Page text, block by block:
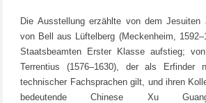
Die Ausstellung erzählte von dem Jesuiten
von Bell aus Lüftelberg (Meckenheim,
Staatsbeamten Erster Klasse aufstieg;
Terrentius (1576–1630), der als Erfinder
technischer Fachsprachen gilt, und ihren
bedeutende Chinese Xu